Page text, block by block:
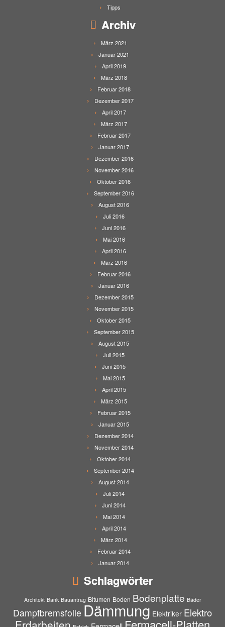
Tipps
Archiv
März 2021
Januar 2021
April 2019
März 2018
Februar 2018
Dezember 2017
April 2017
März 2017
Februar 2017
Januar 2017
Dezember 2016
November 2016
Oktober 2016
September 2016
August 2016
Juli 2016
Juni 2016
Mai 2016
April 2016
März 2016
Februar 2016
Januar 2016
Dezember 2015
November 2015
Oktober 2015
September 2015
August 2015
Juli 2015
Juni 2015
Mai 2015
April 2015
März 2015
Februar 2015
Januar 2015
Dezember 2014
November 2014
Oktober 2014
September 2014
August 2014
Juli 2014
Juni 2014
Mai 2014
April 2014
März 2014
Februar 2014
Januar 2014
Schlagwörter
Architekt Bank Bauantrag Bitumen Boden Bodenplatte Bäder
Dampfbremsfolie Dämmung Elektriker Elektro